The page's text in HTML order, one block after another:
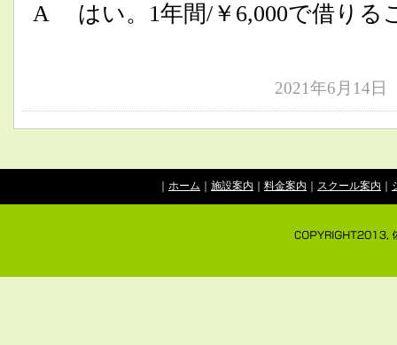
A はい。1年間/￥6,000で借りる
2021年6月14
ホーム 施設案内 料金案内 スクール案内